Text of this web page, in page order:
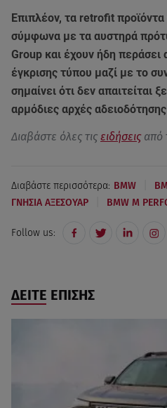
Επιπλέον, τα retrofit προϊόντα
σύμφωνα με τα αυστηρά
Group και έχουν ήδη περάσει
έγκρισης τύπου μαζί με το
σημαίνει ότι δεν απαιτείται
αρμόδιες αρχές
Διαβάστε όλες τις ειδήσεις από
Διαβάστε περισσότερα: BMW
ΓΝΗΣΙΑ ΑΞΕΣΟΥΑΡ BMW M
Follow us:
ΔΕΙΤΕ ΕΠΙΣΗΣ